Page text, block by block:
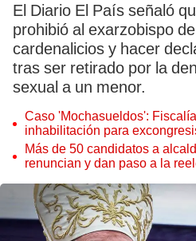
El Diario El País señaló
prohibió al exarzobispo
cardenalicios y hacer
tras ser retirado por la
sexual a un menor.
Caso 'Mochasueldos':
inhabilitación para
Cordero Jon Tay
Más de 50 candidatos a
renuncian y dan paso a la